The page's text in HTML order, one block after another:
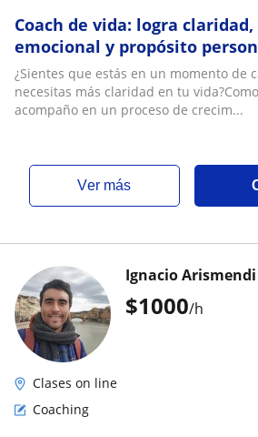
Coach de vida: logra
emocional y propósito
¿Sientes que estás en un momento de
necesitas más claridad en tu
acompaño en un proceso de crecim...
ver más
$1000/h
Ignacio Arismendi
Clases on line
Coaching